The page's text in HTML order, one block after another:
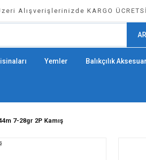
Alışverişlerinizde KARGO
Yemler Balıkçılık
7-28gr 2P Kamış